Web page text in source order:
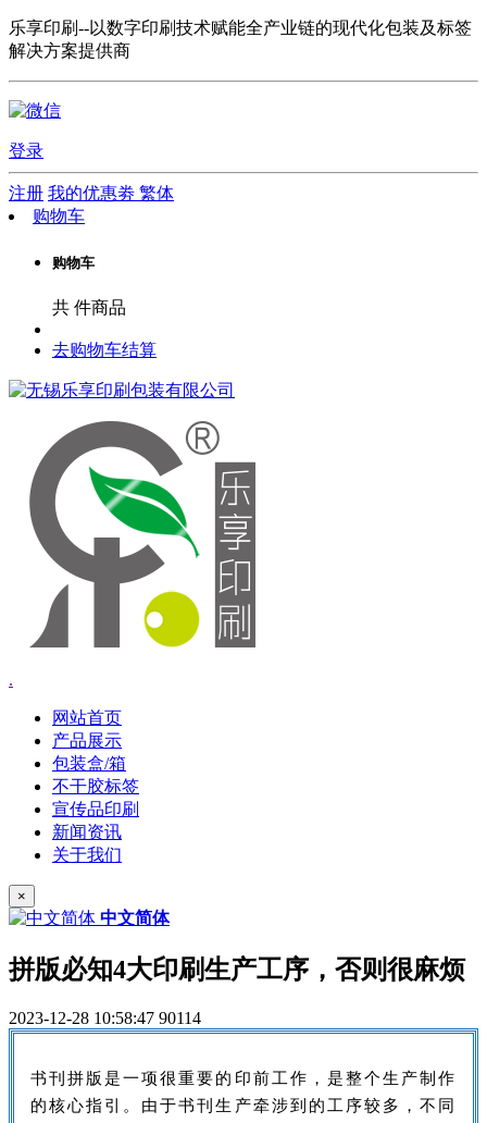
乐享印刷--以数字印刷技术赋能全产业链的现代化包装及标签
解决方案提供商
登录
注册 我的优惠劵 繁体
购物车
购物车
共 件商品
去购物车结算
.
网站首页
产品展示
包装盒/箱
不干胶标签
宣传品印刷
新闻资讯
关于我们
×
中文简体
拼版必知4大印刷生产工序，否则很麻烦
2023-12-28 10:58:47 90114
书刊拼版是一项很重要的印前工作，是整个生产制作
的核心指引。由于书刊生产牵涉到的工序较多，不同